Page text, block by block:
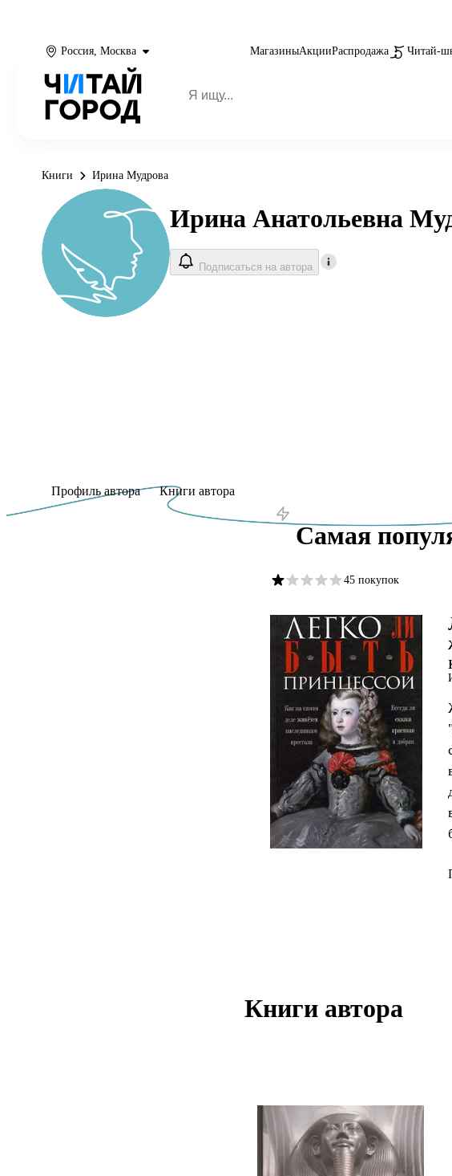
Россия, Москва МагазиныАкцииРаспродажа Читай-
Книги Ирина Мудрова
Ирина Анатольевна
Подписаться на автора
Профиль автора Книги автора
Самая
45 покупок
Книги автора